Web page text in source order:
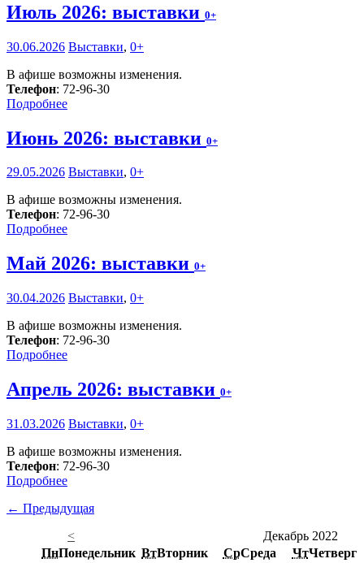
Июль 2026: выставки 0+
30.06.2026 Выставки, 0+
В афише возможны изменения.
Телефон: 72-96-30
Подробнее
Июнь 2026: выставки 0+
29.05.2026 Выставки, 0+
В афише возможны изменения.
Телефон: 72-96-30
Подробнее
Май 2026: выставки 0+
30.04.2026 Выставки, 0+
В афише возможны изменения.
Телефон: 72-96-30
Подробнее
Апрель 2026: выставки 0+
31.03.2026 Выставки, 0+
В афише возможны изменения.
Телефон: 72-96-30
Подробнее
← Предыдущая
<
Декабрь 2022
ПнПонедельник ВтВторник СрСреда ЧтЧетверг